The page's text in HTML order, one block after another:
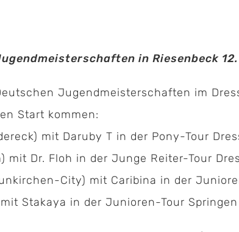
in Riesenbeck
Jugendmeisterschaften im
Start kommen:
mit Daruby T in der Pony-Tour
mit Dr. Floh in der Junge Reiter-Tour
City) mit Caribina in der
Stakaya in der Junioren-Tour Springen
Geschäftsstelle
Hermann-